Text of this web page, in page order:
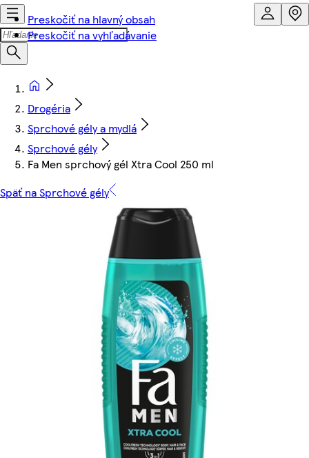
Preskočiť na hlavný obsah
Preskočiť na vyhľadávanie
Drogéria
Sprchové gély a mydlá
Sprchové gély
Fa Men sprchový gél Xtra Cool 250 ml
Späť na Sprchové gély